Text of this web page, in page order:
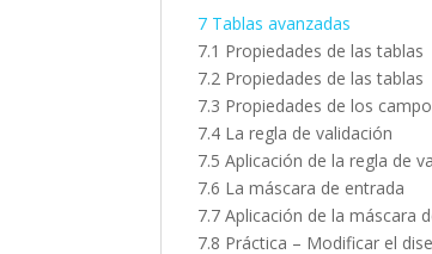
7 Tablas avanzadas
7.1 Propiedades de las tablas
7.2 Propiedades de las tablas
7.3 Propiedades de los
7.4 La regla de validación
7.5 Aplicación de la regla de
7.6 La máscara de entrada
7.7 Aplicación de la máscara
7.8 Práctica – Modificar el